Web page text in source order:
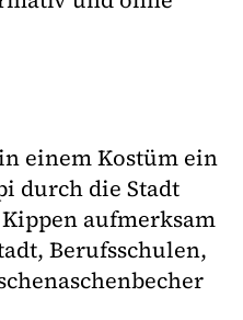
einem Kostüm ein
durch die Stadt
aufmerksam
Berufsschulen,